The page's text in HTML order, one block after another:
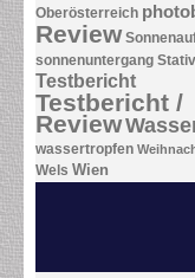
Oberösterreich
Review
sonnenuntergang Stativ
Testbericht
Testbericht /
Review
wassertropfen
Wels Wien